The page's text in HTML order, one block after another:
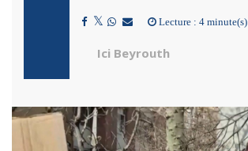
Lecture : 4 minute(s)
Ici Beyrouth